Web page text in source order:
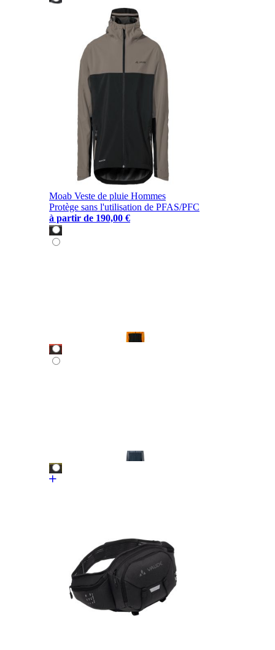
Moab Veste de pluie Hommes
Protège sans l'utilisation de PFAS/PFC
à partir de 190,00 €